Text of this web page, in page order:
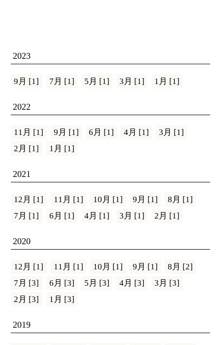
2023
9月 [1] 7月 [1] 5月 [1] 3月 [1] 1月 [1]
2022
11月 [1] 9月 [1] 6月 [1] 4月 [1]
3月 [1]
2月 [1]
1月 [1]
2021
12月 [1] 11月 [1] 10月 [1] 9月 [1]
8月 [1]
7月 [1]
6月 [1] 4月 [1] 3月 [1] 2月 [1]
2020
12月 [1] 11月 [1] 10月 [1] 9月 [1]
8月 [2]
7月 [3]
6月 [3] 5月 [3] 4月 [3]
3月 [3]
2月 [3]
1月 [3]
2019